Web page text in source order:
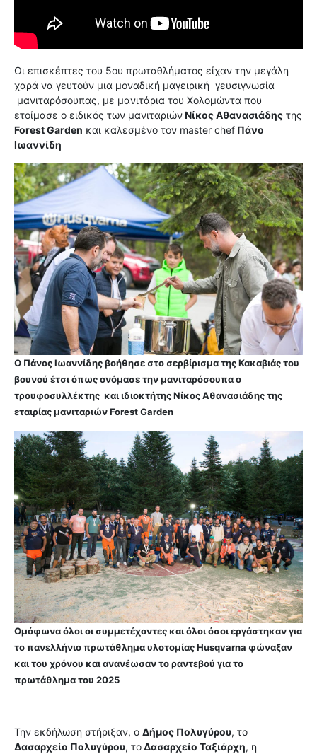
Οι επισκέπτες του 5ου πρωταθλήματος είχαν την μεγάλη
χαρά να γευτούν μια μοναδική μαγειρική γευσιγνωσία
μανιταρόσουπας, με μανιτάρια του Χολομώντα που
ετοίμασε ο ειδικός των μανιταριώνΝίκος Αθανασιάδης της
Forest Garden και καλεσμένο τον master chef Πάνο
Ιωαννίδη
Ο Πάνος Ιωαννίδης βοήθησε στο σερβίρισμα της Κακαβιάς του
βουνού έτσι όπως ονόμασε την μανιταρόσουπα ο
τρουφοσυλλέκτης και ιδιοκτήτης Νίκος Αθανασιάδης της
εταιρίας μανιταριών Forest Garden
Ομόφωνα όλοι οι συμμετέχοντες και όλοι όσοι εργάστηκαν για
το πανελλήνιο πρωτάθλημα υλοτομίας Husqvarna φώναξαν
και του χρόνου και ανανέωσαν το ραντεβού για το
πρωτάθλημα του 2025
Την εκδήλωση στήριξαν, ο Δήμος Πολυγύρου, το
Δασαρχείο Πολυγύρου, τοΔασαρχείο Ταξιάρχη, η